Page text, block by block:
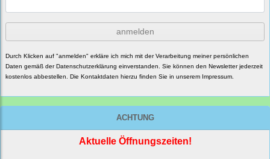
anmelden
Durch Klicken auf "anmelden" erkläre ich mich mit der Verarbeitung meiner persönlichen
Daten gemäß derDatenschutzerklärung einverstanden. Sie können den Newsletter jederzeit
kostenlos abbestellen. Die Kontaktdaten hierzu finden Sie in unserem Impressum.
ACHTUNG
Aktuelle Öffnungszeiten!